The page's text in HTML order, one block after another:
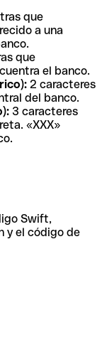
que
a una
que
el banco.
2 caracteres
del banco.
3 caracteres
«XXX»
Swift,
y el código de